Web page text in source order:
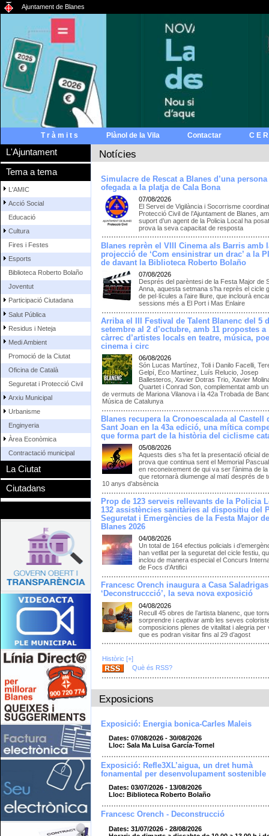
Ajuntament de Blanes
T r à m i t s Plànol de la Vila Contactar C E
L'Ajuntament
Tema a tema
L'AMIC
Acció Social
Educació
Cultura
Fires i Festes
Esports
Biblioteca Roberto Bolaño
Joventut
Participació Ciutadana
Salut Pública
Residus i Neteja
Medi Ambient
Promoció de la Ciutat
Oficina de Català
Seguretat i Protecció Civil
Arxiu Municipal
Urbanisme
Enginyeria
Àrea Econòmica
Contractació municipal
La Ciutat
Ciutadans
Notícies
Simulacre de Rescat a Blanes d’una persona
ofegada a la platja de Cala Bona
07/08/2026
El Servei de Vigilància i Socorrisme
Protecció Civil de l’Ajuntament de Blanes,
suport d’un agent de la Policia Local ha
prova la seva capacitat de resposta
Blanes reprèn el VIII Cinema als Barris amb
projecció de ‘Com ensinistrar un drac’ a la
de davant la Biblioteca Roberto Bolaño
07/08/2026
Després del parèntesi de la Festa Major de
Anna, aquesta setmana s’ha reprès el cicle
de pel·lícules a l’aire lliure, que inclourà
sessions més a El Port i Mas Enlaire
Arriba el III Festival de Talent Blanenc del 5
setembre al 2 d’octubre, amb 11 propostes a
càrrec d’artistes locals en teatre, música,
cinema i circ
06/08/2026
Són Lucas Martínez, Toli i Danilo Facelli,
Gelpí, Eco Martínez, Luís Relucio, Josep
Ballesteros, Xavier Dotras Trio, Xavier
Quartet i Conrad Son, complementat amb
de vermuts de Mariona Vilanova i la 42a Trobada de
Música de Catalunya
Blanes recupera la Cronoescalada al Castell
Sant Joan en la 43a edició, una mítica
que forma part de la història del ciclisme
05/08/2026
Aquests dies s’ha fet la presentació oficial
prova que continua sent el Memorial
en reconeixement de qui va ser l’ànima de
que retornarà diumenge al matí després de
10 anys d’absència
Prop de 123 serveis rellevants de la Policia
132 assistències sanitàries al dispositiu del
Seguretat i Emergències de la Festa Major
Blanes 2026
04/08/2026
Un total de 164 efectius policials i
han vetllat per la seguretat del cicle festiu,
inclou de manera especial el Concurs
de Focs d’Artifici
Francesc Orench inaugura a Casa Saladrigas
‘Deconstruccció’, la seva nova exposició
04/08/2026
Recull 45 obres de l’artista blanenc, que
sorprendre i captivar amb les seves
composicions plenes de vitalitat i alegria per
que es podran visitar fins al 29 d’agost
Històric [+]
Què és RSS?
Exposicions
Exposició: Energia bonica-Carles Maleis
Dates: 07/08/2026 - 30/08/2026
Lloc: Sala Ma Luisa García-Tornel
Exposició: Refle3XL’aigua, un dret humà
fonamental per desenvolupament sostenible
Dates: 03/07/2026 - 13/08/2026
Lloc: Biblioteca Roberto Bolaño
Francesc Orench - Deconstrucció
Dates: 31/07/2026 - 28/08/2026